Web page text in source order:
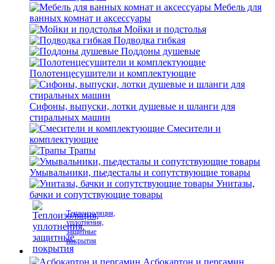
Мебель для
ванных комнат и аксессуары
Мойки и подстолья
Подводка гибкая
Поддоны душевые
Полотенцесушители и комплектующие
Сифоны, выпуски, лотки душевые и шланги для
стиральных машин
Смесители и
комплектующие
Трапы
Умывальники, пьедесталы и сопутствующие товары
Унитазы,
бачки и сопутствующие товары
Теплоизоляция,
уплотнения,
защитные
покрытия
Асбокартон и пергамин